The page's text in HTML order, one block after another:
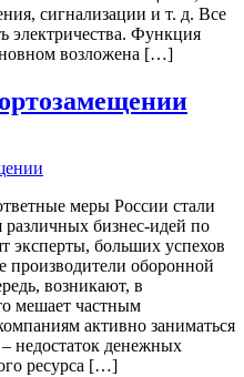
сигнализации и т. д. Все
электричества. Функция
возложена […]
меры России стали
бизнес-идей по
эксперты, больших успехов
производители оборонной
возникают, в
мешает частным
активно заниматься
недостаток денежных
ресурса […]